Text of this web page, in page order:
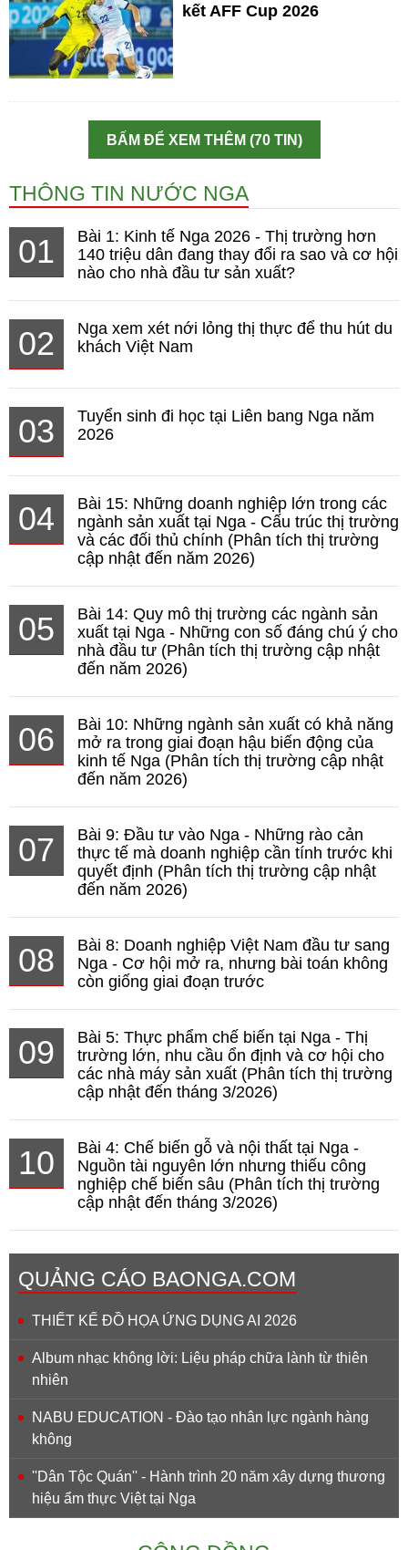
kết AFF Cup 2026
BẤM ĐỂ XEM THÊM (70 TIN)
THÔNG TIN NƯỚC NGA
01
Bài 1: Kinh tế Nga 2026 - Thị trường hơn
140 triệu dân đang thay đổi ra sao và cơ hội
nào cho nhà đầu tư sản xuất?
02
Nga xem xét nới lỏng thị thực để thu hút du
khách Việt Nam
03
Tuyển sinh đi học tại Liên bang Nga năm
2026
04
Bài 15: Những doanh nghiệp lớn trong các
ngành sản xuất tại Nga - Cấu trúc thị trường
và các đối thủ chính (Phân tích thị trường
cập nhật đến năm 2026)
05
Bài 14: Quy mô thị trường các ngành sản
xuất tại Nga - Những con số đáng chú ý cho
nhà đầu tư (Phân tích thị trường cập nhật
đến năm 2026)
06
Bài 10: Những ngành sản xuất có khả năng
mở ra trong giai đoạn hậu biến động của
kinh tế Nga (Phân tích thị trường cập nhật
đến năm 2026)
07
Bài 9: Đầu tư vào Nga - Những rào cản
thực tế mà doanh nghiệp cần tính trước khi
quyết định (Phân tích thị trường cập nhật
đến năm 2026)
08
Bài 8: Doanh nghiệp Việt Nam đầu tư sang
Nga - Cơ hội mở ra, nhưng bài toán không
còn giống giai đoạn trước
09
Bài 5: Thực phẩm chế biến tại Nga - Thị
trường lớn, nhu cầu ổn định và cơ hội cho
các nhà máy sản xuất (Phân tích thị trường
cập nhật đến tháng 3/2026)
10
Bài 4: Chế biến gỗ và nội thất tại Nga -
Nguồn tài nguyên lớn nhưng thiếu công
nghiệp chế biến sâu (Phân tích thị trường
cập nhật đến tháng 3/2026)
QUẢNG CÁO BAONGA.COM
THIẾT KẾ ĐỒ HỌA ỨNG DỤNG AI 2026
Album nhạc không lời: Liệu pháp chữa lành từ thiên
nhiên
NABU EDUCATION - Đào tạo nhân lực ngành hàng
không
''Dân Tộc Quán'' - Hành trình 20 năm xây dựng thương
hiệu ẩm thực Việt tại Nga